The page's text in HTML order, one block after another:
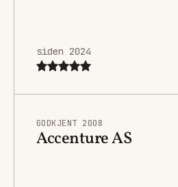
siden 2024
GODKJENT 2008
Accenture AS